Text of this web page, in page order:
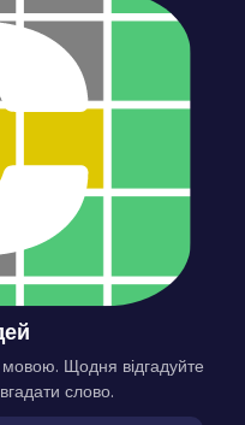
Щодня відгадуйте
слово.